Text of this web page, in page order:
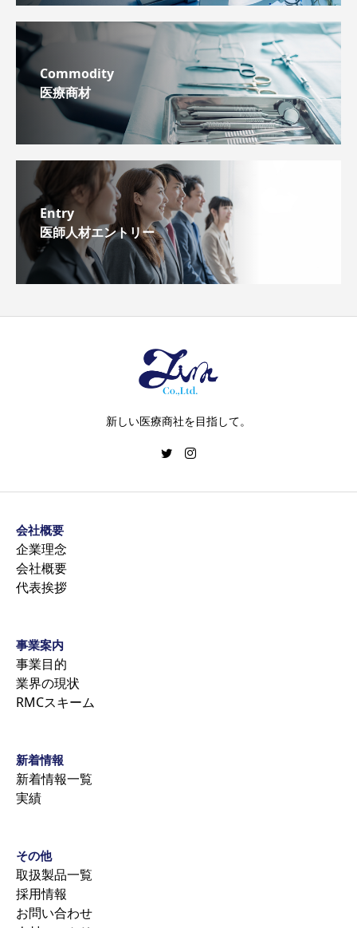
Commodity
医療商材
Entry
医師人材エントリー
新しい医療商社を目指して。
会社概要
企業理念
会社概要
代表挨拶
事業案内
事業目的
業界の現状
RMCスキーム
新着情報
新着情報一覧
実績
その他
取扱製品一覧
採用情報
お問い合わせ